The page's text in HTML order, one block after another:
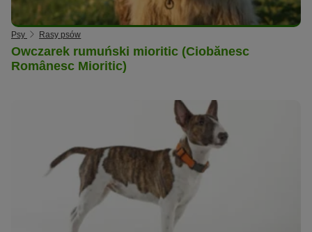
Psy Rasy psów
Owczarek rumuński mioritic (Ciobănesc
Românesc Mioritic)